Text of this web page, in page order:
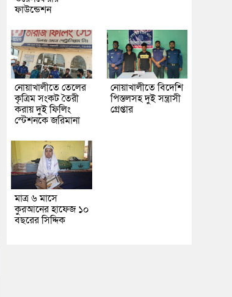
ফাউন্ডেশন
নোয়াখালীতে তেলের
কৃত্রিম সংকট তৈরী
করায় দুই ফিলিং
স্টেশনকে জরিমানা
নোয়াখালীতে বিদেশি
পিস্তলসহ দুই সন্ত্রাসী
গ্রেপ্তার
মাত্র ৬ মাসে
কুরআনের হাফেজ ১০
বছরের সিদ্দিক